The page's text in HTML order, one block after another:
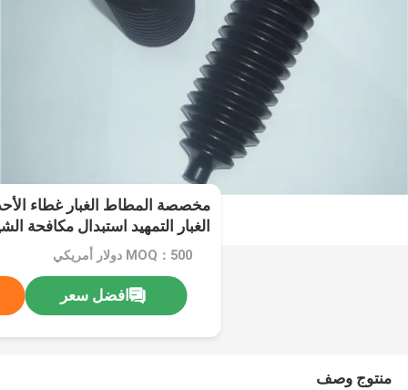
مخصصة المطاط الغبار غطاء
الغبار التمهيد استبدال مكافحة
MOQ：500 دولار أمريكي
افضل سعر
منتوج وصف